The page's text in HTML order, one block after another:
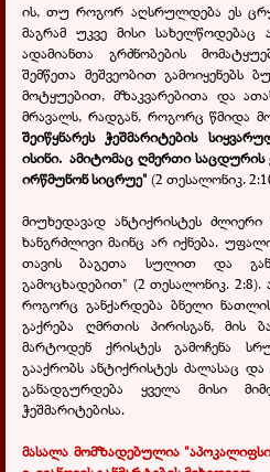
ის, თუ როგორ აღსრულდება ეს
მაგრამ უკვე მისი სახელწოდებაც
ადამიანთა გრძნობების
შემწეთა მეშვეობით გამოიყენებს
მოტყუებით, მზაკვარებითა და
მრავალს, რადგან, როგორც წმიდა
შეიწყნარეს ჭეშმარიტების
ისინი. ამიტომაც ღმერთი საცდურის
ირწმუნონ სიცრუე" (2 თესალონიკ.
მიუხედავად ანტიქრისტეს ძლიერი
ხანგრძლივი მაინც არ იქნება.
თავის ბაგეთა სულით და
გამოცხადებით" (2 თესალონიკ. 2:8).
როგორც განქარდება ბნელი
გაქრება ღმრთის პირისგან, მის
მარტოდენ ქრისტეს გამოჩენა
გააქრობს ანტიქრისტეს ძალასაც
განადგურდება ყველა მისი
ჭეშმარიტებისა.
მასალა მომზადებულია